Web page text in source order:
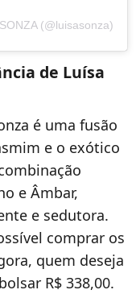
(@luisasonza)
de Luísa
é uma fusão
e o exótico
e Âmbar,
e sedutora.
comprar os
quem deseja
R$ 338,00.